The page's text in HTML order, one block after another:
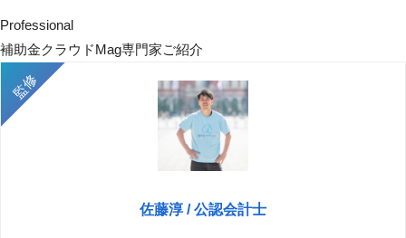
Professional
補助金クラウドMag専門家ご紹介
佐藤淳 / 公認会計士